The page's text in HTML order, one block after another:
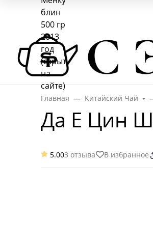
Отзывы
+7-495-103-41-95 Заказать звонок
Главная Китайский Чай
Да Е Цин
5.003 отзыва В избранное